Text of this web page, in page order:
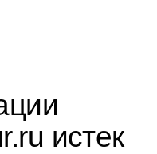
истек